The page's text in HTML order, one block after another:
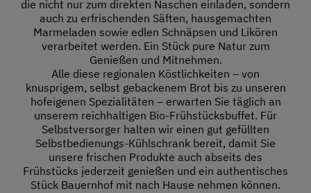
die nicht nur zum direkten Naschen einladen, sondern
auch zu erfrischenden Säften, hausgemachten
Marmeladen sowie edlen Schnäpsen und Likören
verarbeitet werden. Ein Stück pure Natur zum
Genießen und Mitnehmen.
Alle diese regionalen Köstlichkeiten – von
knusprigem, selbst gebackenem Brot bis zu unseren
hofeigenen Spezialitäten – erwarten Sie täglich an
unserem reichhaltigen Bio-Frühstücksbuffet. Für
Selbstversorger halten wir einen gut gefüllten
Selbstbedienungs-Kühlschrank bereit, damit Sie
unsere frischen Produkte auch abseits des
Frühstücks jederzeit genießen und ein authentisches
Stück Bauernhof mit nach Hause nehmen können.